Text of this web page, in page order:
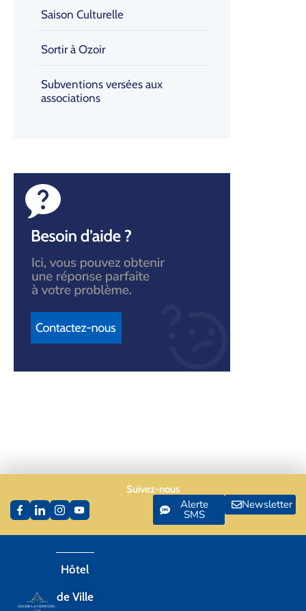
Saison Culturelle
Sortir à Ozoir
Subventions versées aux
associations
Hôtel
de Ville
Suivez-nous
Alerte
SMS
Newsletter